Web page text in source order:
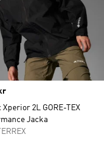
Xperior 2L GORE-TEX
Jacka